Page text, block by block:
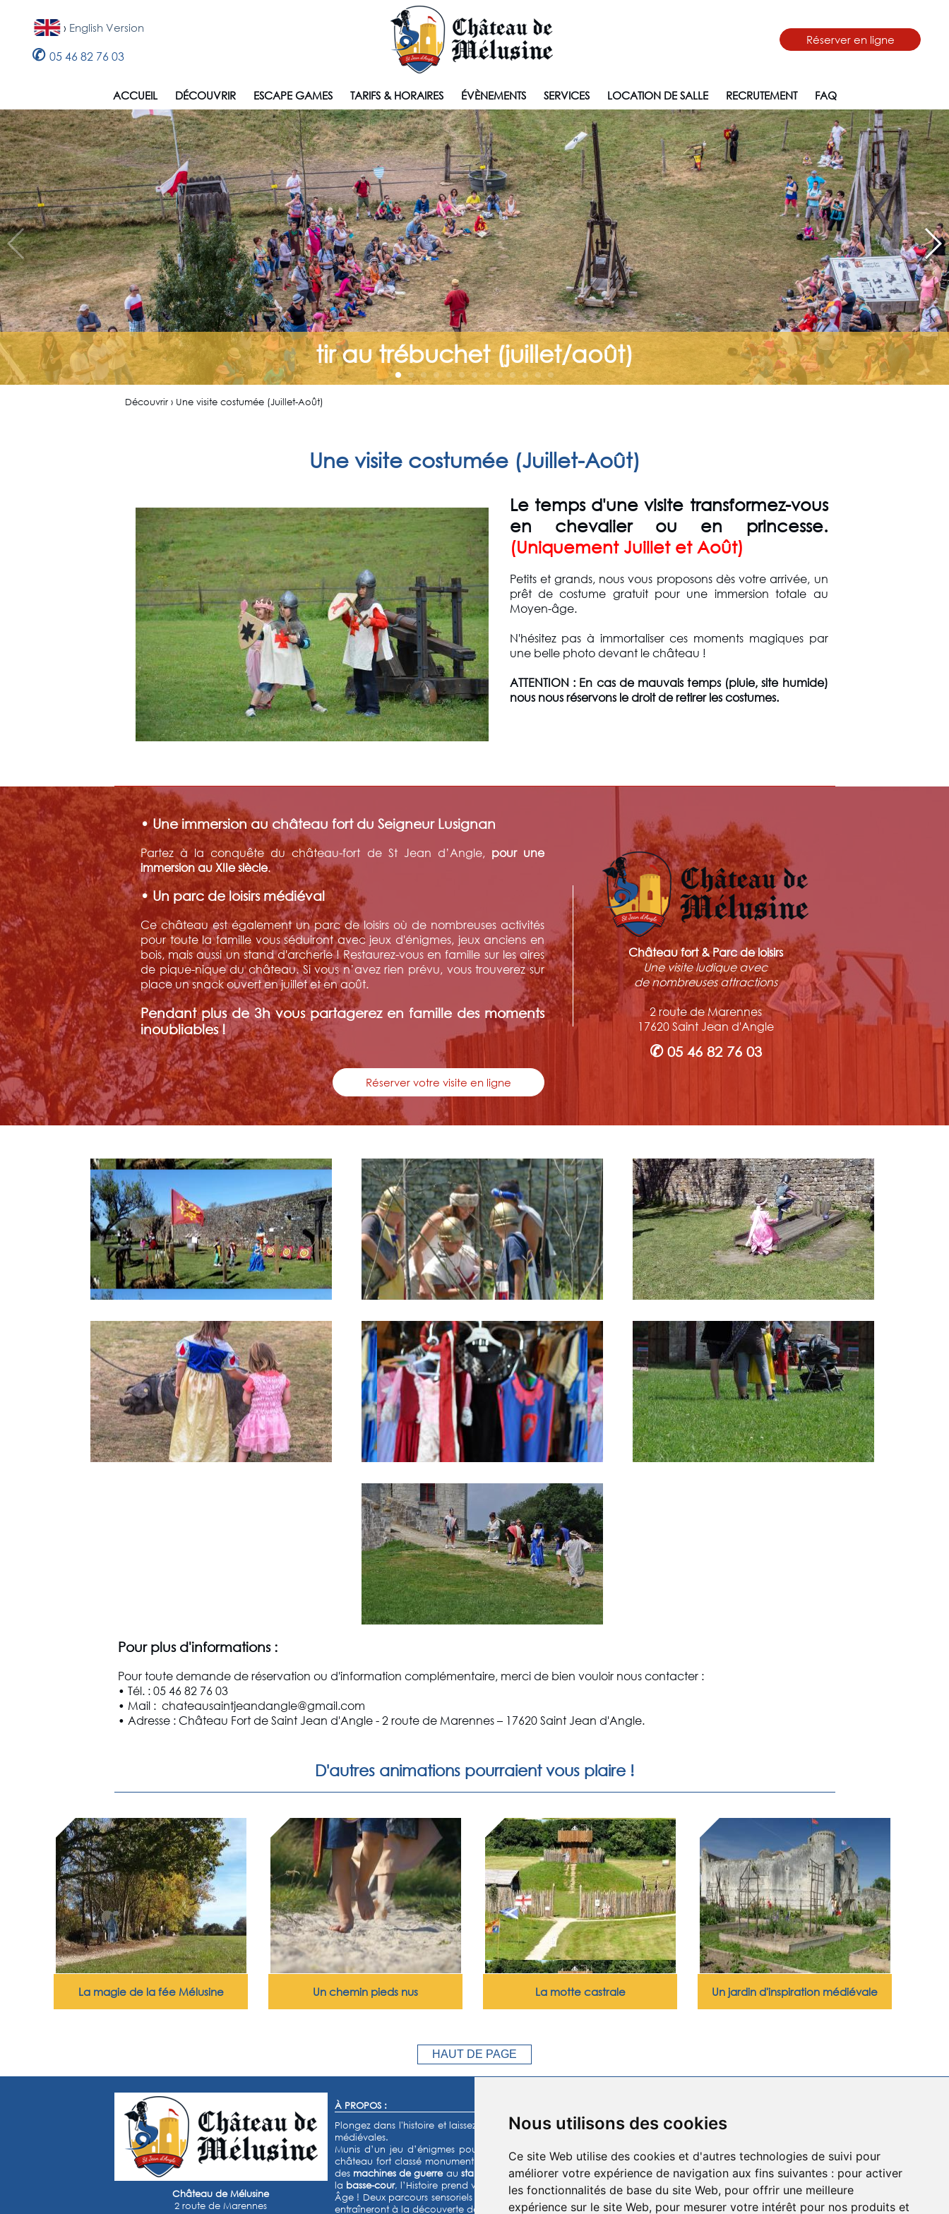
Nous utilisons des cookies
Ce site Web utilise des cookies et d'autres technologies de suivi pour
améliorer votre expérience de navigation aux fins suivantes : pour activer
les fonctionnalités de base du site Web, pour offrir une meilleure
expérience sur le site Web, pour mesurer votre intérêt pour nos produits et
Réserver en ligne
› English Version
✆ 05 46 82 76 03
ACCUEIL DÉCOUVRIR ESCAPE GAMES TARIFS & HORAIRES ÉVÈNEMENTS SERVICES LOCATION DE SALLE RECRUTEMENT FAQ
tir au trébuchet (juillet/août)
Découvrir › Une visite costumée (Juillet-Août)
Une visite costumée (Juillet-Août)
Le temps d'une visite transformez-vous
en chevalier ou en princesse.
(Uniquement Juillet et Août)
Petits et grands, nous vous proposons dès votre arrivée, un
prêt de costume gratuit pour une immersion totale au
Moyen-âge.
N'hésitez pas à immortaliser ces moments magiques par
une belle photo devant le château !
ATTENTION : En cas de mauvais temps (pluie, site humide)
nous nous réservons le droit de retirer les costumes.
• Une immersion au château fort du Seigneur Lusignan
Partez à la conquête du château-fort de St Jean d’Angle, pour une
immersion au XIIe siècle.
• Un parc de loisirs médiéval
Ce château est également un parc de loisirs où de nombreuses activités
pour toute la famille vous séduiront avec jeux d'énigmes, jeux anciens en
bois, mais aussi un stand d'archerie ! Restaurez-vous en famille sur les aires
de pique-nique du château. Si vous n’avez rien prévu, vous trouverez sur
place un snack ouvert en juillet et en août.
Pendant plus de 3h vous partagerez en famille des moments
inoubliables !
Réserver votre visite en ligne
Château fort & Parc de loisirs
Une visite ludique avec
de nombreuses attractions
2 route de Marennes
17620 Saint Jean d'Angle
✆ 05 46 82 76 03
Pour plus d'informations :
Pour toute demande de réservation ou d'information complémentaire, merci de bien vouloir nous contacter :
• Tél. : 05 46 82 76 03
• Mail : chateausaintjeandangle@gmail.com
• Adresse : Château Fort de Saint Jean d'Angle - 2 route de Marennes – 17620 Saint Jean d'Angle.
D'autres animations pourraient vous plaire !
La magie de la fée Mélusine Un chemin pieds nus La motte castrale Un jardin d'inspiration médiévale
HAUT DE PAGE
Château de Mélusine
2 route de Marennes
À PROPOS :
Plongez dans l'histoire et laissez-vous transporter dans un monde de chevaliers, de princesses et de légendes
médiévales.
Munis d’un jeu d’énigmes pour les enfants et d’un quiz pour les adultes, lancez- vous à l’assaut de notre
château fort classé monument historique et de son parc de 15 hectares. De lasalle de gardeauxremparts
des machines de guerre au stand d’archerie, en passant par lejardin médiéval, laroseraieet les animaux de
la basse-cour, l’Histoire prend vie sous vos yeux dans cette aventure ludique et immersive au cœur du Moyen
Âge ! Deux parcours sensoriels (
le chemin pieds-nus et la forêt musicale) et un grand labyrinthe de maïs vous
entraîneront à la découverte de grands espaces naturels.